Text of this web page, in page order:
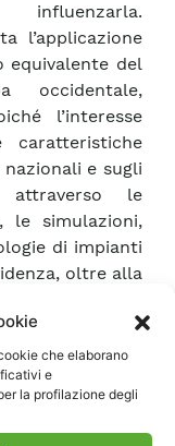
che elaborano
e
la profilazione degli
l’applicazione
equivalente del
occidentale,
l’interesse
caratteristiche
e sugli
le
le simulazioni,
di impianti
oltre alla
rete elettrica
di emissione
un’analisi
permesso di
tra
di generazione